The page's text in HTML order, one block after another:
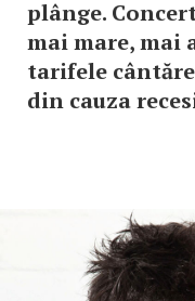
plânge.
mai mare, mai
tarifele
din cauza